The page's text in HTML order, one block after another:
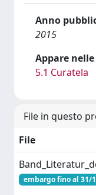
Anno
2015
Appare
5.1 Curatela
File in questo
File
embargo fino al 31/